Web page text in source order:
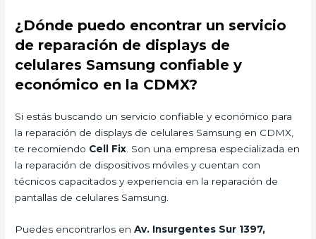
¿Dónde puedo encontrar un servicio
de reparación de displays de
celulares Samsung confiable y
económico en la CDMX?
Si estás buscando un servicio confiable y económico para
la reparación de displays de celulares Samsung en CDMX,
te recomiendo Cell Fix. Son una empresa especializada en
la reparación de dispositivos móviles y cuentan con
técnicos capacitados y experiencia en la reparación de
pantallas de celulares Samsung.
Puedes encontrarlos enAv. Insurgentes Sur 1397,